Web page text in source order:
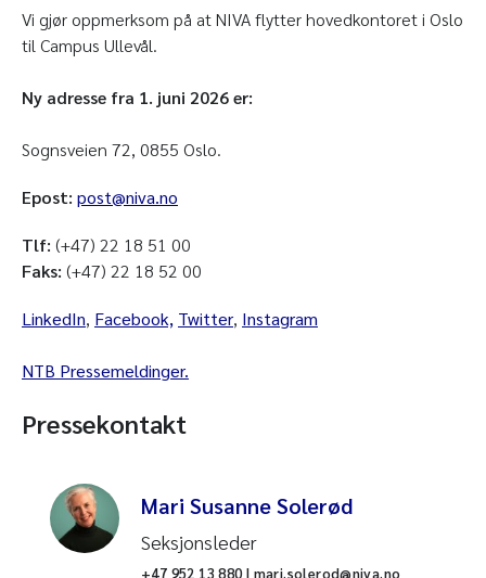
Vi gjør oppmerksom på at NIVA flytter hovedkontoret i Oslo
til Campus Ullevål.
Ny adresse fra 1. juni 2026 er:
Sognsveien 72, 0855 Oslo.
Epost: post@niva.no
Tlf: (+47) 22 18 51 00
Faks: (+47) 22 18 52 00
LinkedIn, Facebook, Twitter, Instagram
NTB Pressemeldinger.
Pressekontakt
Mari Susanne Solerød
Seksjonsleder
+47 952 13 880 | mari.solerod@niva.no